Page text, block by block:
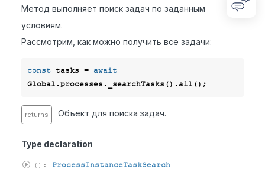
Метод выполняет поиск задач по заданным
условиям.
Рассмотрим, как можно получить все задачи:
const tasks = await
returns Объект для поиска задач.
Type declaration
( ) : ProcessInstanceTaskSearch